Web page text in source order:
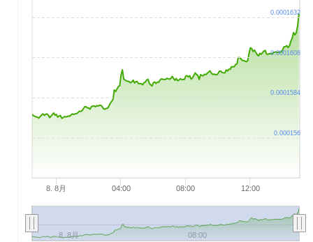
8. 8月 04:00 08:00 12:00
8. 8月 08:00
0.000156
0.0001584
0.0001608
0.0001632